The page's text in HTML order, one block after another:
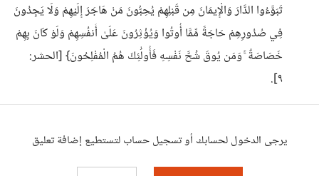
تَبَوَّءُوا الدَّارَ وَالْإِيمَانَ مِن قَبْلِهِمْ يُحِبُّونَ مَنْ هَاجَرَ إِلَيْهِمْ وَلَا يَجِدُونَ
فِي صُدُورِهِمْ حَاجَةً مِّمَّا أُوتُوا وَيُؤْثِرُونَ عَلَىٰ أَنفُسِهِمْ وَلَوْ كَانَ بِهِمْ
خَصَاصَةٌ ۚ وَمَن يُوقَ شُحَّ نَفْسِهِ فَأُولَٰئِكَ هُمُ الْمُفْلِحُونَ} [الحشر:
٩].
يرجى الدخول لحسابك أو تسجيل حساب لتستطيع إضافة تعليق